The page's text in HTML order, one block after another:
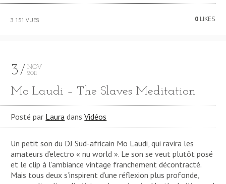
3 151 VUES 0LIKES
3
NOV
2011
Mo Laudi – The Slaves Meditation
Posté par Laura dansVidéos
Un petit son du DJ Sud-africain Mo Laudi, qui ravira les
amateurs d’electro « nu world ». Le son se veut plutôt posé
et le clip à l’ambiance vintage franchement décontracté.
Mais tous deux s’inspirent d’une réflexion plus profonde,